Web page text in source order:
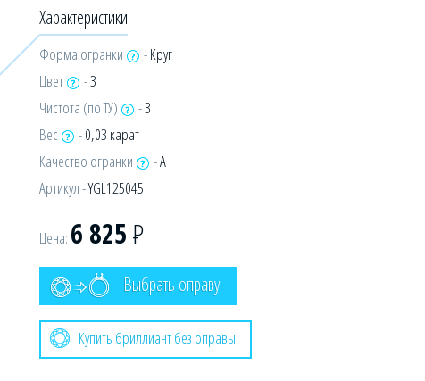
Характеристики
Форма огранки -Круг
Цвет
-3
Чистота (по ТУ)
-3
Вес
-0,03 карат
Качество огранки
-А
Артикул -YGL125045
Цена: 6 825Р
Выбрать оправу
Купить бриллиант без оправы